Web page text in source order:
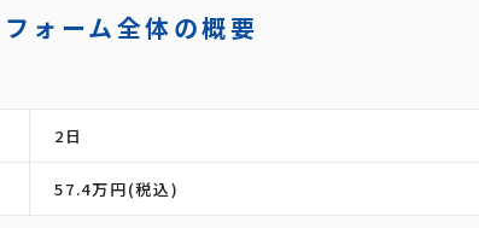
ォーム全体の概要
2日
57.4万円(税込)